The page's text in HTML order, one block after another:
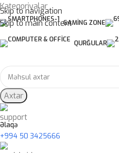
Skip to navigation
Skip to main content
Kateqoriyalar
GAMING ZONE
QURĞULAR
Axtar
Əlaqə
+994 50 3425666